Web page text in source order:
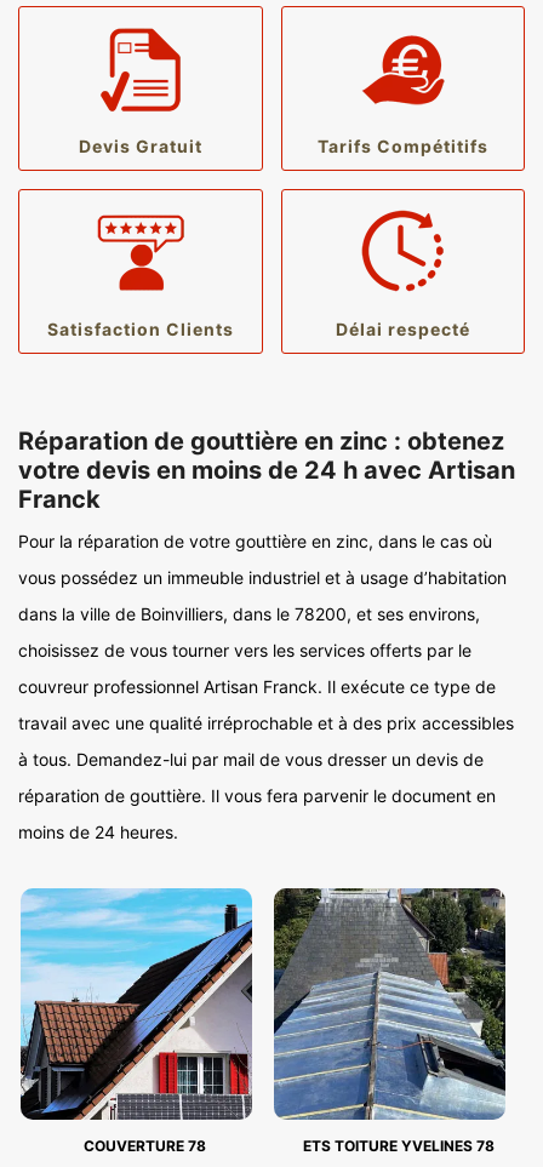
Devis Gratuit Tarifs Compétitifs
Satisfaction Clients Délai respecté
Réparation de gouttière en zinc : obtenez
votre devis en moins de 24 h avec Artisan
Franck
Pour la réparation de votre gouttière en zinc, dans le cas où
vous possédez un immeuble industriel et à usage d’habitation
dans la ville de Boinvilliers, dans le 78200, et ses environs,
choisissez de vous tourner vers les services offerts par le
couvreur professionnel Artisan Franck. Il exécute ce type de
travail avec une qualité irréprochable et à des prix accessibles
à tous. Demandez-lui par mail de vous dresser un devis de
réparation de gouttière. Il vous fera parvenir le document en
moins de 24 heures.
COUVERTURE 78 ETS TOITURE YVELINES 78